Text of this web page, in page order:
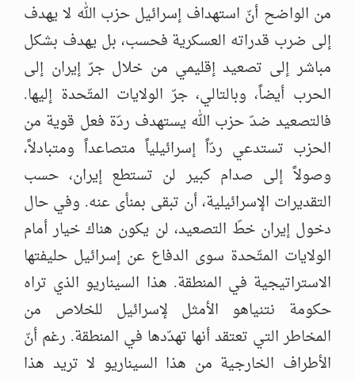
من الواضح أنّ استهداف إسرائيل حزب الله لا يهدف
إلى ضرب قدراته العسكرية فحسب، بل يهدف بشكل
مباشر إلى تصعيد إقليمي من خلال جرّ إيران إلى
الحرب أيضاً، وبالتالي، جرّ الولايات المتّحدة إليها.
فالتصعيد ضدّ حزب الله يستهدف ردّة فعل قوية من
الحزب تستدعي ردّاً إسرائيلياً متصاعداً ومتبادلاً،
وصولاً إلى صدام كبير لن تستطع إيران، حسب
التقديرات الإسرائيلية، أن تبقى بمنأى عنه. وفي حال
دخول إيران خطّ التصعيد، لن يكون هناك خيار أمام
الولايات المتّحدة سوى الدفاع عن إسرائيل حليفتها
الاستراتيجية في المنطقة. هذا السيناريو الذي تراه
حكومة نتنياهو الأمثل لإسرائيل للخلاص من
المخاطر التي تعتقد أنها تهدّدها في المنطقة. رغم أنّ
الأطراف الخارجية من هذا السيناريو لا تريد هذا